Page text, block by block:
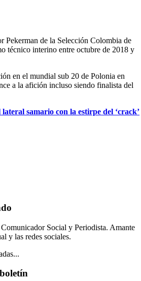
Pekerman de la Selección Colombia de
técnico interino entre octubre de 2018 y
en el mundial sub 20 de Polonia en
a la afición incluso siendo finalista del
samario con la estirpe del ‘crack’
Social y Periodista. Amante
y las redes sociales.